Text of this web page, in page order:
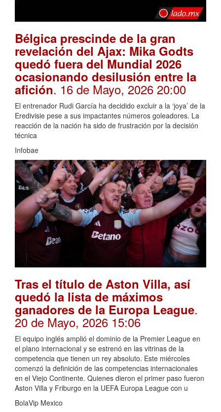
Bélgica prescinde de la gran
revelación del Ajax: Mika Godts
quedó fuera del Mundial 2026
ocasionando desilusión entre la
afición. 16 de Mayo, 2026 20:00
El entrenador Rudi García ha decidido excluir a la ‘joya’ de la
Eredivisie pese a sus impactantes números goleadores. La
reacción de la nación ha sido de frustración por la decisión
técnica
Infobae
Tras el título de Aston Villa, así
quedó la lista de máximos
ganadores de la Europa League.
20 de Mayo, 2026 15:06
El equipo inglés amplió el dominio de la Premier League en
el plano internacional y se estrenó en las vitrinas de la
competencia que tienen un rey absoluto. Este miércoles
comenzó la definición de las competencias internacionales
en el Viejo Continente. Quienes dieron el primer paso fueron
Aston Villa y Friburgo en la UEFA Europa League con u
BolaVip Mexico